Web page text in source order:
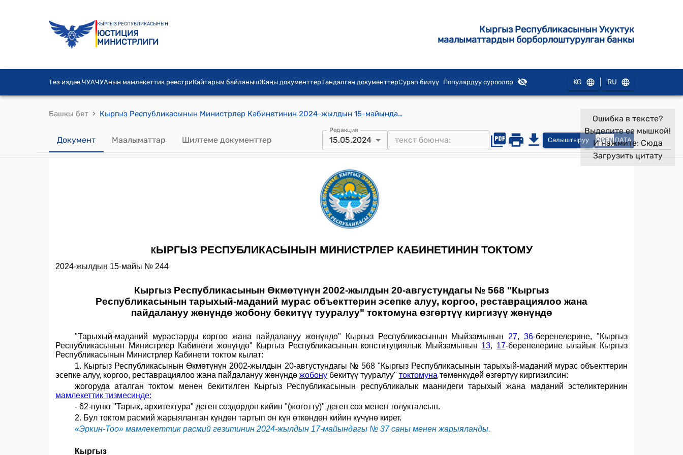
КЫРГЫЗ РЕСПУБЛИКАСЫНЫН
ЮСТИЦИЯ
МИНИСТРЛИГИ
Кыргыз Республикасынын Укуктук
маалыматтардын борборлоштурулган банкы
Тез издөө ЧУАЧУАнын мамлекеттик реестриКайтарым байланышЖаңы документтерТандалган документтерСурап билүү Популярдуу суроолор KG RU
Башкы бет › Кыргыз Республикасынын Министрлер Кабинетинин 2024-жылдын 15-майындагы № 244 "Кыргыз Республикасынын Өкмөтүнүн 2002-жылдын 20-августундагы № 568 "Кыргыз Республикасынын тарыхый-маданий мурас объекттерин эсепке алуу, коргоо, реставрациялоо жана пайдалануу жөнүндө жобону бекитүү тууралуу" токтомуна өзгөртүү киргизүү жөнүндө" токому
Документ Маалыматтар Шилтеме документтер
Редакция
15.05.2024 Салыштыруу OPEN DATA
Ошибка в тексте?
Выделите ее мышкой!
И нажмите: Сюда
Загрузить цитату